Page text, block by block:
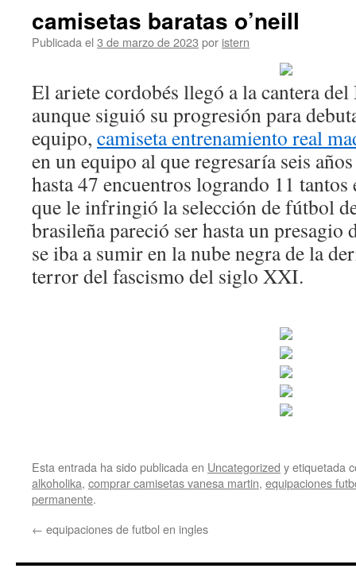
camisetas baratas o’neill
Publicada el 3 de marzo de 2023 por istern
El ariete cordobés llegó a la cantera
aunque siguió su progresión para
equipo, camiseta entrenamiento real
en un equipo al que regresaría seis
hasta 47 encuentros logrando 11
que le infringió la selección de fútbol
brasileña pareció ser hasta un presagio
se iba a sumir en la nube negra de la
terror del fascismo del siglo XXI.
Esta entrada ha sido publicada en Uncategorized y etiquetada
alkoholika, comprar camisetas vanesa martin, equipaciones
permanente.
← equipaciones de futbol en ingles